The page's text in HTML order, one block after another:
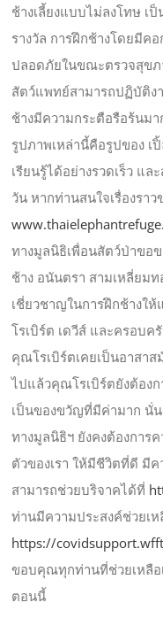
ช้างเลี้ยงแบบไม่ลงโทษ เ
รางวัล การฝึกช้างโดยมีค
ปลอดภัยในขณะตรวจสุขภ
สัตว์แพทย์สามารถปฏิบัติง
ช้างมีความกระตือรือร้นม
รูปภาพเหล่านี้คือรูปของ เ
เรียนรู้ได้อย่างรวดเร็ว แ
วัน หากท่านสนใจเรื่องรา
ทางมูลนิธิเพื่อนสัตว์ป่าข
ช้าง อนันตรา สามเหลี่ยม
เชี่ยวชาญในการฝึกช้างใ
โรเบิร์ต เดวีส์ และครอบค
คุณโรเบิร์ตเคยเป็นอาสา
ไปแล้วคุณโรเบิร์ตยังต้อง
เป็นของขวัญที่มีค่ามาก นั่น
ทางมูลนิธิฯ ยังคงต้องการ
ตัวของเรา ให้มีชีวิตที่ดี มี
สามารถช่วยบริจาคได้ที่
ท่านมีความประสงค์ช่วยเ
https://
ขอบคุณทุกท่านที่ช่วยเหลือ
ตอนนี้